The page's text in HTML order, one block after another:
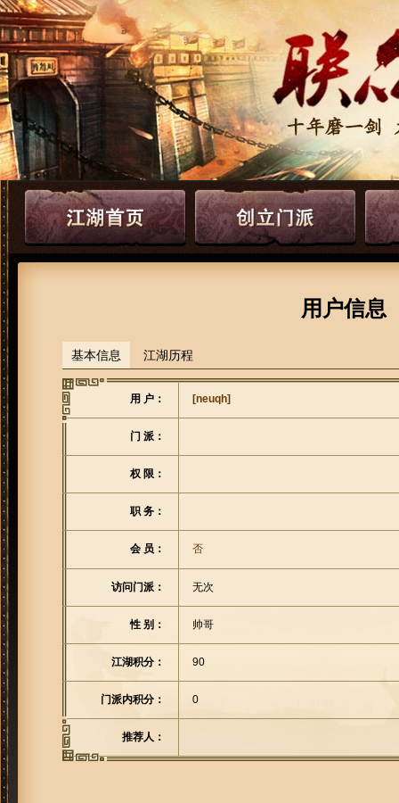
用户信息
基本信息 江湖历程
用 户： [neuqh]
门 派：
权 限：
职 务：
会 员： 否
访问门派： 无次
性 别： 帅哥
江湖积分： 90
门派内积分： 0
推荐人：